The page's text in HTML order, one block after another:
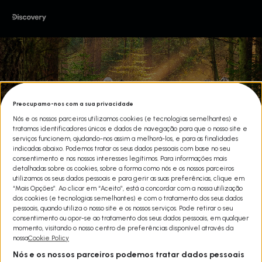
A MINHA FAMÍLIA VIVE NO
ALASCA T7
Share
A morte repentina de Billy Brown, pai de uma das famílias mais
Preocupamo-nos com a sua privacidade
Nós e os nossos parceiros utilizamos cookies (e tecnologias semelhantes) e
tratamos identificadores únicos e dados de navegação para que o nosso site e
serviços funcionem, ajudando-nos assim a melhorá-los, e para as finalidades
indicadas abaixo. Podemos tratar os seus dados pessoais com base no seu
consentimento e nos nossos interesses legítimos. Para informações mais
detalhadas sobre os cookies, sobre a forma como nós e os nossos parceiros
utilizamos os seus dados pessoais e para gerir as suas preferências, clique em
“Mais Opções”. Ao clicar em “Aceito”, está a concordar com a nossa utilização
dos cookies (e tecnologias semelhantes) e com o tratamento dos seus dados
pessoais, quando utiliza o nosso site e os nossos serviços. Pode retirar o seu
consentimento ou opor-se ao tratamento dos seus dados pessoais, em qualquer
momento, visitando o nosso centro de preferências disponível através da
nossaCookie Policy
Nós e os nossos parceiros podemos tratar dados pessoais